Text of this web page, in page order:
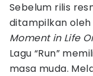
Sebelum rilis
ditampilkan oleh
Moment in Life
Lagu “Run”
masa muda.